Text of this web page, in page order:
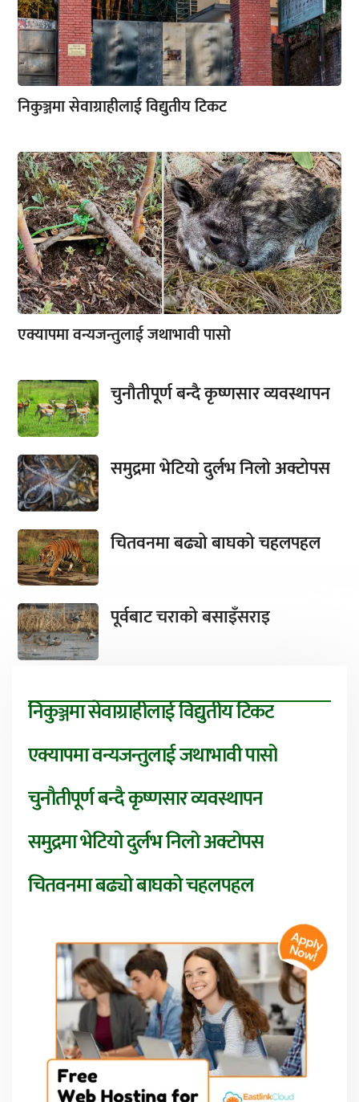
निकुञ्जमा सेवाग्राहीलाई विद्युतीय टिकट
एक्यापमा वन्यजन्तुलाई जथाभावी पासो
चुनौतीपूर्ण बन्दै कृष्णसार व्यवस्थापन
समुद्रमा भेटियो दुर्लभ निलो अक्टोपस
चितवनमा बढ्यो बाघको चहलपहल
पूर्वबाट चराको बसाइँसराइ
निकुञ्जमा सेवाग्राहीलाई विद्युतीय टिकट
एक्यापमा वन्यजन्तुलाई जथाभावी पासो
चुनौतीपूर्ण बन्दै कृष्णसार व्यवस्थापन
समुद्रमा भेटियो दुर्लभ निलो अक्टोपस
चितवनमा बढ्यो बाघको चहलपहल